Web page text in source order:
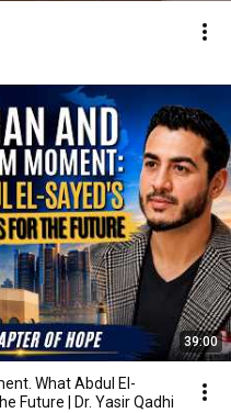
39:00
What Abdul El-
Future | Dr. Yasir Qadhi